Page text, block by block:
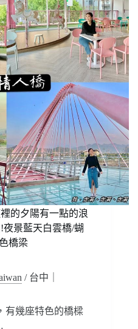
的夕陽有一點的浪
景藍天白雲橋/蝴
橋梁
/ 台中｜
有幾座特色的橋樑